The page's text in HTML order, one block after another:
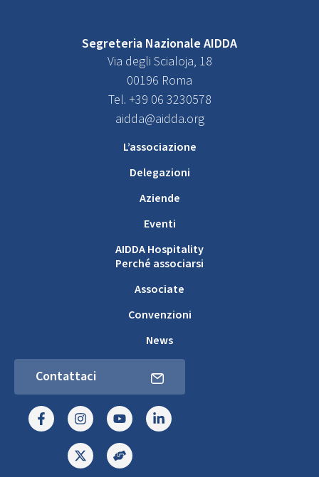
Segreteria Nazionale AIDDA
Via degli Scialoja, 18
00196 Roma
Tel. +39 06 3230578
aidda@aidda.org
L’associazione
Delegazioni
Aziende
Eventi
AIDDA Hospitality
Perché associarsi
Associate
Convenzioni
News
Contattaci